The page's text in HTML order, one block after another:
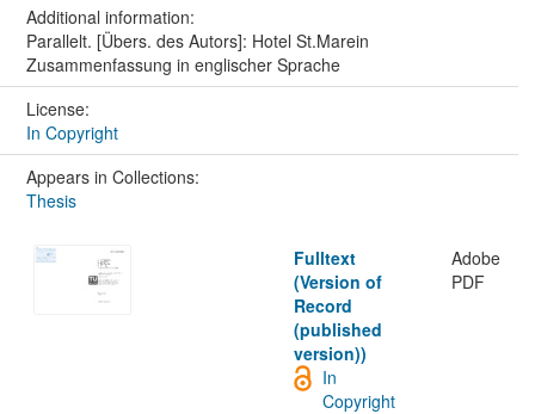
Additional information:
Parallelt. [Übers. des Autors]: Hotel St.Marein
Zusammenfassung in englischer Sprache
License:
In Copyright
Appears in Collections:
Thesis
Fulltext
(Version of
Record
(published
version))
Adobe
PDF
In
Copyright